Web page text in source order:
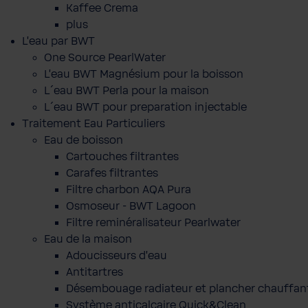
Kaffee Crema
plus
L'eau par BWT
One Source PearlWater
L’eau BWT Magnésium pour la boisson
L´eau BWT Perla pour la maison
L´eau BWT pour preparation injectable
Traitement Eau Particuliers
Eau de boisson
Cartouches filtrantes
Carafes filtrantes
Filtre charbon AQA Pura
Osmoseur - BWT Lagoon
Filtre reminéralisateur Pearlwater
Eau de la maison
Adoucisseurs d'eau
Antitartres
Désembouage radiateur et plancher
Système anticalcaire Quick&Clean